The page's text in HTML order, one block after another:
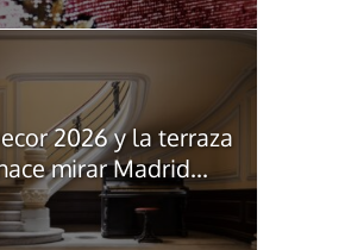
2026 y la terraza
mirar Madrid...